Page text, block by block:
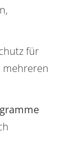
für
mehreren